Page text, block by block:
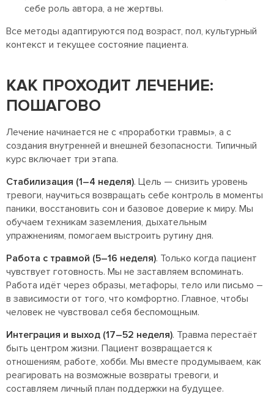
себе роль автора, а не жертвы.
Все методы адаптируются под возраст, пол, культурный
контекст и текущее состояние пациента.
КАК ПРОХОДИТ ЛЕЧЕНИЕ:
ПОШАГОВО
Лечение начинается не с «проработки травмы», а с
создания внутренней и внешней безопасности. Типичный
курс включает три этапа.
Стабилизация (1–4 неделя). Цель — снизить уровень
тревоги, научиться возвращать себе контроль в моменты
паники, восстановить сон и базовое доверие к миру. Мы
обучаем техникам заземления, дыхательным
упражнениям, помогаем выстроить рутину дня.
Работа с травмой (5–16 неделя). Только когда пациент
чувствует готовность. Мы не заставляем вспоминать.
Работа идёт через образы, метафоры, тело или письмо –
в зависимости от того, что комфортно. Главное, чтобы
человек не чувствовал себя беспомощным.
Интеграция и выход (17–52 неделя). Травма перестаёт
быть центром жизни. Пациент возвращается к
отношениям, работе, хобби. Мы вместе продумываем, как
реагировать на возможные возвраты тревоги, и
составляем личный план поддержки на будущее.